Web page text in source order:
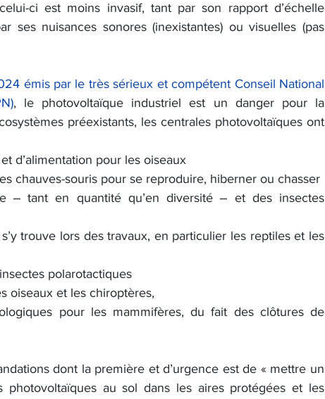
ci est moins invasif, tant par son rapport d’échelle
ses nuisances sonores (inexistantes) ou visuelles (pas
émis par le très sérieux et compétent Conseil National
, le photovoltaïque industriel est un danger pour la
préexistants, les centrales photovoltaïques ont
d’alimentation pour les oiseaux
chauves-souris pour se reproduire, hiberner ou chasser
‒ tant en quantité qu’en diversité ‒ et des insectes
trouve lors des travaux, en particulier les reptiles et les
polarotactiques
oiseaux et les chiroptères,
pour les mammifères, du fait des clôtures de
dont la première et d’urgence est de « mettre un
photovoltaïques au sol dans les aires protégées et les